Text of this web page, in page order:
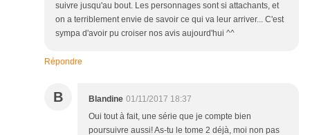
suivre jusqu'au bout. Les personnages sont si attachants, et
on a terriblement envie de savoir ce qui va leur arriver... C'est
sympa d'avoir pu croiser nos avis aujourd'hui ^^
Répondre
B Blandine 01/11/2017 18:37
Oui tout à fait, une série que je compte bien
poursuivre aussi! As-tu le tome 2 déjà, moi non pas